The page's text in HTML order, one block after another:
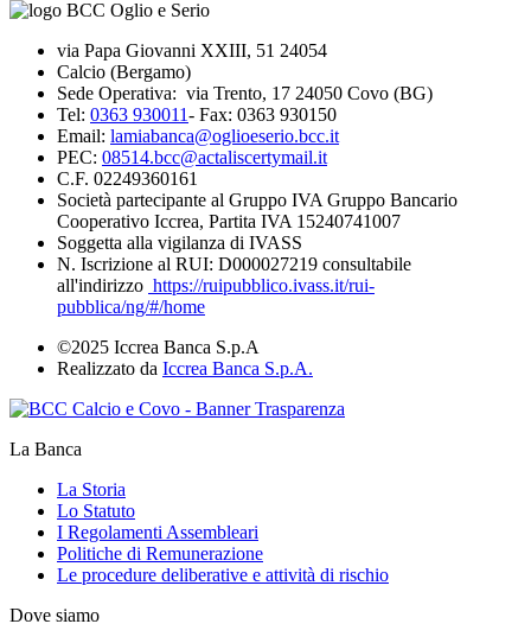
via Papa Giovanni XXIII, 51 24054
Calcio (Bergamo)
Sede Operativa: via Trento, 17 24050 Covo (BG)
Tel: 0363 930011- Fax: 0363 930150
Email: lamiabanca@oglioeserio.bcc.it
PEC: 08514.bcc@actaliscertymail.it
C.F. 02249360161
Società partecipante al Gruppo IVA Gruppo Bancario
Cooperativo Iccrea, Partita IVA 15240741007
Soggetta alla vigilanza di IVASS
N. Iscrizione al RUI: D000027219 consultabile
all'indirizzo https://ruipubblico.ivass.it/rui-
pubblica/ng/#/home
©2025 Iccrea Banca S.p.A
Realizzato da Iccrea Banca S.p.A.
La Banca
La Storia
Lo Statuto
I Regolamenti Assembleari
Politiche di Remunerazione
Le procedure deliberative e attività di rischio
Dove siamo